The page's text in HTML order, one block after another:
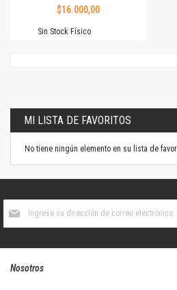
$16.000,00
Sin Stock Físico
MI LISTA DE FAVORITOS
No tiene ningún elemento en su lista de
boletín
Nosotros